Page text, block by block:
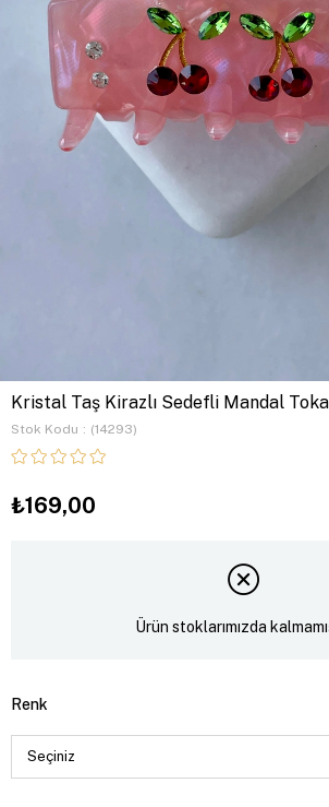
Kristal Taş Kirazlı Sedefli Mandal
Stok Kodu (14293)
₺169,00
Ürün stoklarımızda
Renk